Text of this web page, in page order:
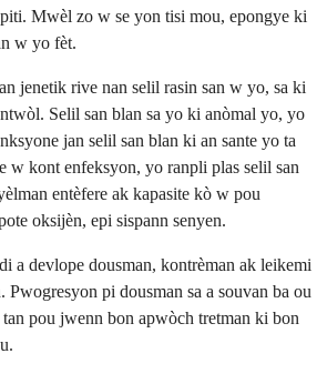
Mwèl zo w se yon tisi mou, epongye ki
w yo fèt.
jenetik rive nan selil rasin san w yo, sa ki
Selil san blan sa yo ki anòmal yo, yo
jan selil san blan ki an sante yo ta
w kont enfeksyon, yo ranpli plas selil san
entèfere ak kapasite kò w pou
oksijèn, epi sispann senyen.
devlope dousman, kontrèman ak leikemi
pi dousman sa a souvan ba ou
pou jwenn bon apwòch tretman ki bon